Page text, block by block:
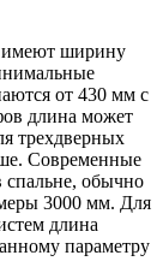
имеют ширину
от 430 мм с
длина может
трехдверных
Современные
спальне, обычно
3000 мм. Для
длина
параметру